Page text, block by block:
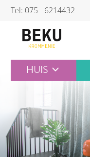
Skip
content
Tel: 075 - 6214432
HUIS